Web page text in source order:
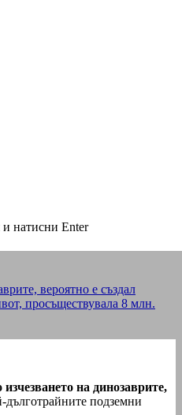
натисни Enter
вероятно е създал
просъществувала 8 млн.
изчезването на динозаврите,
дълготрайните подземни